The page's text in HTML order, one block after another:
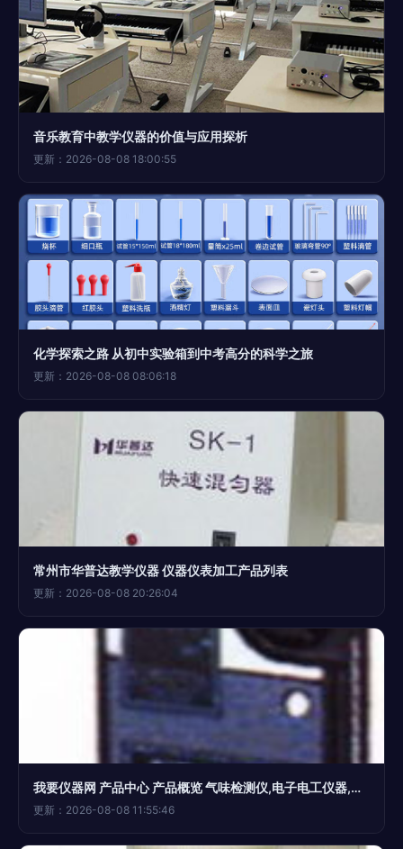
音乐教育中教学仪器的价值与应用探析
更新：2026-08-08 18:00:55
化学探索之路 从初中实验箱到中考高分的科学之旅
更新：2026-08-08 08:06:18
常州市华普达教学仪器 仪器仪表加工产品列表
更新：2026-08-08 20:26:04
我要仪器网 产品中心 产品概览 气味检测仪,电子电工仪器,基础电工仪表,检测仪,气味检测仪,xp 329s,日本新宇宙,日本新宇宙 newcosmos ,便携式气体检测分析,仪器,仪表,电子仪器,分析仪器,环境仪器,测量仪器,无损仪器,教学仪器,科学仪器,
更新：2026-08-08 11:55:46